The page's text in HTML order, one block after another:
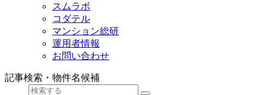
スムラボ
コダテル
マンション総研
運用者情報
お問い合わせ
記事検索・物件名候補